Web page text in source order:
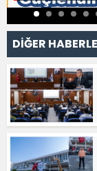
DİĞER